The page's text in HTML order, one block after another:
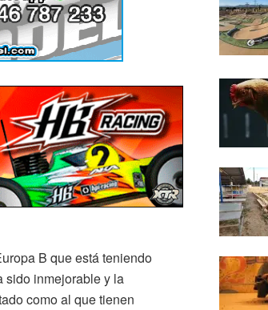
B que está teniendo
sido inmejorable y la
como al que tienen